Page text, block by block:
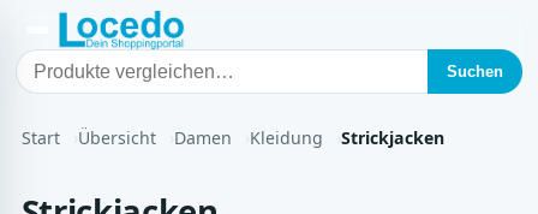
Suchen
Start Übersicht Damen Kleidung Strickjacken